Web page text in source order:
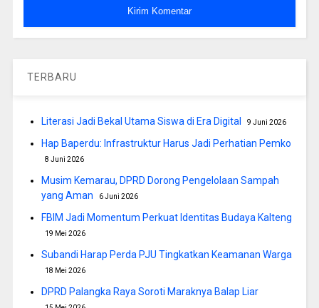
TERBARU
Literasi Jadi Bekal Utama Siswa di Era Digital 9 Juni 2026
Hap Baperdu: Infrastruktur Harus Jadi Perhatian Pemko
8 Juni 2026
Musim Kemarau, DPRD Dorong Pengelolaan Sampah
yang Aman
6 Juni 2026
FBIM Jadi Momentum Perkuat Identitas Budaya Kalteng
19 Mei 2026
Subandi Harap Perda PJU Tingkatkan Keamanan Warga
18 Mei 2026
DPRD Palangka Raya Soroti Maraknya Balap Liar